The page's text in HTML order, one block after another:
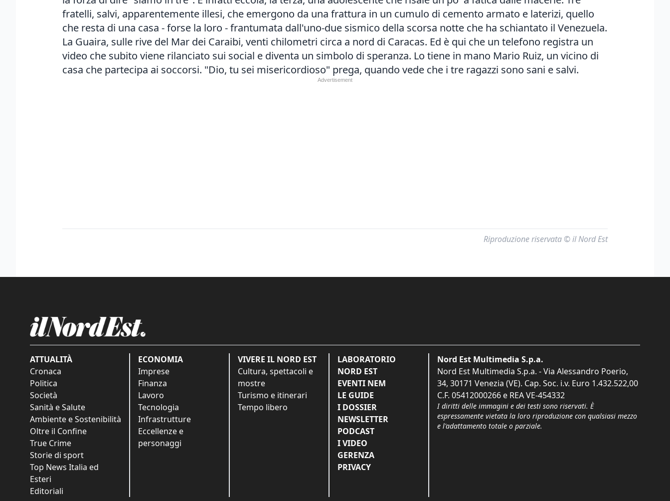
fratelli, salvi, apparentemente illesi, che emergono da una frattura in un cumulo di cemento armato e laterizi, quello
che resta di una casa - forse la loro - frantumata dall'uno-due sismico della scorsa notte che ha schiantato il Venezuela.
La Guaira, sulle rive del Mar dei Caraibi, venti chilometri circa a nord di Caracas. Ed è qui che un telefono registra un
video che subito viene rilanciato sui social e diventa un simbolo di speranza. Lo tiene in mano Mario Ruiz, un vicino di
casa che partecipa ai soccorsi. "Dio, tu sei misericordioso" prega, quando vede che i tre ragazzi sono sani e salvi.
Riproduzione riservata © il Nord Est
ATTUALITÀ
Cronaca
Politica
Società
Sanità e Salute
Ambiente e Sostenibilità
Oltre il Confine
True Crime
Storie di sport
Top News Italia ed
Esteri
Editoriali
ECONOMIA
Imprese
Finanza
Lavoro
Tecnologia
Infrastrutture
Eccellenze e
personaggi
VIVERE IL NORD EST
Cultura, spettacoli e
mostre
Turismo e itinerari
Tempo libero
LABORATORIO
NORD EST
EVENTI NEM
LE GUIDE
I DOSSIER
NEWSLETTER
PODCAST
I VIDEO
GERENZA
PRIVACY
Nord Est Multimedia S.p.a.
Nord Est Multimedia S.p.a. - Via Alessandro Poerio,
34, 30171 Venezia (VE). Cap. Soc. i.v. Euro 1.432.522,00
C.F. 05412000266 e REA VE-454332
I diritti delle immagini e dei testi sono riservati. È
espressamente vietata la loro riproduzione con qualsiasi mezzo
e l'adattamento totale o parziale.